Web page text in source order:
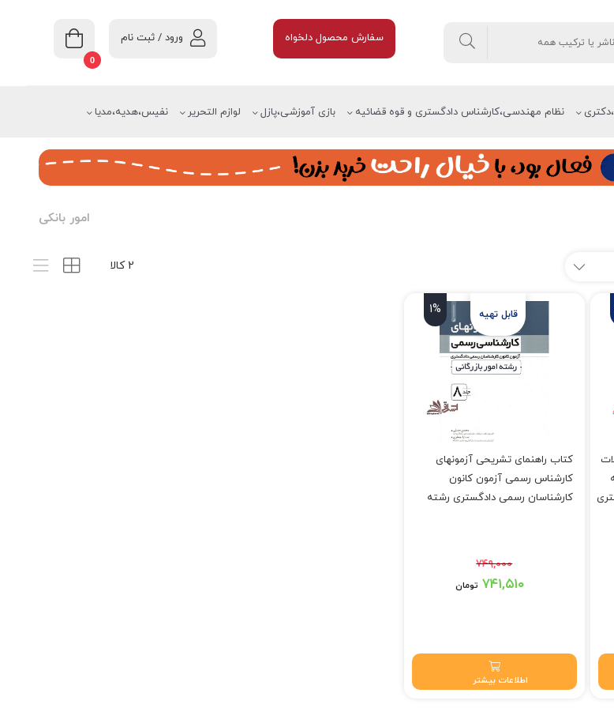
0
ورود / ثبت نام سفارش محصول دلخواه
بازی آموزشی،پازل لوازم التحریر نظام مهندسی،کارشناس دادگستری و قوه قضائیه نفیس،هدیه،مدیا
امور بانکی
2 کالا
1%
کتاب راهنمای تشریحی آزمونهای
کارشناس رسمی آزمون کانون
کارشناسان رسمی دادگستری رشته
۷۴۹,۰۰۰
قیمت اصلی: ۷۴۹,۰۰۰ تومان بود.۷۴۱,۵۱۰ تومان
اطلاعات بیشتر